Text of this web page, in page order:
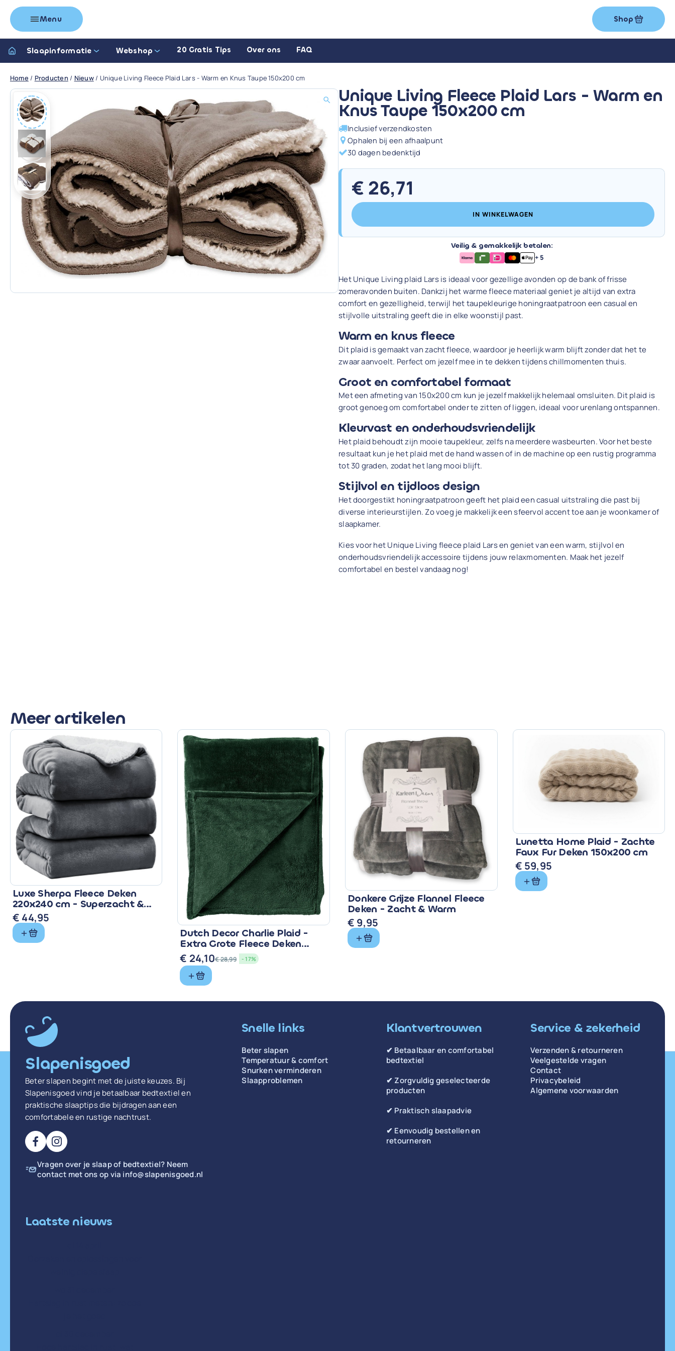
Menu Shop
Slaapinformatie Webshop 20 Gratis Tips Over ons FAQ
Home / Producten/ Nieuw/ Unique Living Fleece Plaid Lars - Warm en Knus Taupe 150x200 cm
Unique Living Fleece Plaid Lars - Warm en
Knus Taupe 150x200 cm
Inclusief verzendkosten
Ophalen bij een afhaalpunt
30 dagen bedenktijd
€ 26,71
IN WINKELWAGEN
Veilig & gemakkelijk betalen:
+ 5
Het Unique Living plaid Lars is ideaal voor gezellige avonden op de bank of frisse
zomeravonden buiten. Dankzij het warme fleece materiaal geniet je altijd van extra
comfort en gezelligheid, terwijl het taupekleurige honingraatpatroon een casual en
stijlvolle uitstraling geeft die in elke woonstijl past.
Warm en knus fleece
Dit plaid is gemaakt van zacht fleece, waardoor je heerlijk warm blijft zonder dat het te
zwaar aanvoelt. Perfect om jezelf mee in te dekken tijdens chillmomenten thuis.
Groot en comfortabel formaat
Met een afmeting van 150x200 cm kun je jezelf makkelijk helemaal omsluiten. Dit plaid is
groot genoeg om comfortabel onder te zitten of liggen, ideaal voor urenlang ontspannen.
Kleurvast en onderhoudsvriendelijk
Het plaid behoudt zijn mooie taupekleur, zelfs na meerdere wasbeurten. Voor het beste
resultaat kun je het plaid met de hand wassen of in de machine op een rustig programma
tot 30 graden, zodat het lang mooi blijft.
Stijlvol en tijdloos design
Het doorgestikt honingraatpatroon geeft het plaid een casual uitstraling die past bij
diverse interieurstijlen. Zo voeg je makkelijk een sfeervol accent toe aan je woonkamer of
slaapkamer.
Kies voor het Unique Living fleece plaid Lars en geniet van een warm, stijlvol en
onderhoudsvriendelijk accessoire tijdens jouw relaxmomenten. Maak het jezelf
comfortabel en bestel vandaag nog!
Meer artikelen
Luxe Sherpa Fleece Deken
220x240 cm - Superzacht &
Warm
€ 44,95
Dutch Decor Charlie Plaid -
Extra Grote Fleece Deken
Groen €28,99
Oorspronkelijke
prijs
€ 28,99.
€ 24,10
Huidige
prijs
€ 24,10.
- 17%
Donkere Grijze Flannel Fleece
Deken - Zacht & Warm
€ 9,95
Lunetta Home Plaid - Zachte
Faux Fur Deken 150x200 cm
€ 59,95
Slapenisgoed
Beter slapen begint met de juiste keuzes. Bij
Slapenisgoed vind je betaalbaar bedtextiel en
praktische slaaptips die bijdragen aan een
comfortabele en rustige nachtrust.
Vragen over je slaap of bedtextiel? Neem
contact met ons op via info@slapenisgoed.nl
Snelle links
Beter slapen
Temperatuur & comfort
Snurken verminderen
Slaapproblemen
Klantvertrouwen
✔ Betaalbaar en comfortabel
bedtextiel
✔ Zorgvuldig geselecteerde
producten
✔ Praktisch slaapadvie
✔ Eenvoudig bestellen en
retourneren
Service & zekerheid
Verzenden & retourneren
Veelgestelde vragen
Contact
Privacybeleid
Algemene voorwaarden
Laatste nieuws